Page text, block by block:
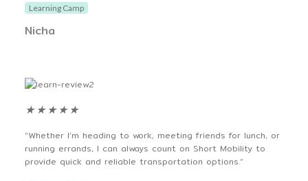
Nicha
Learning Camp
“Whether I’m heading to work, meeting friends for lunch, or
running errands, I can always count on Short Mobility to
provide quick and reliable transportation options.“
★ ★ ★ ★ ★